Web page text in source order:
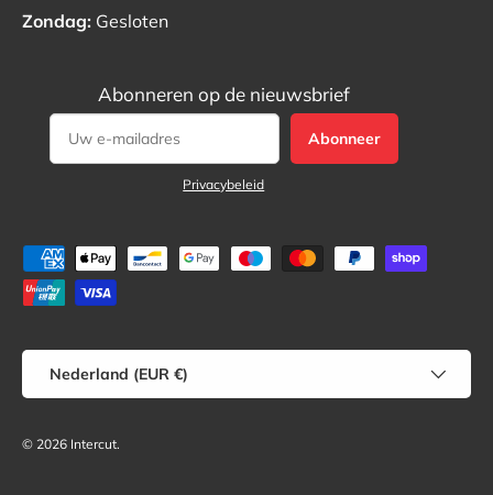
Zondag: Gesloten
Abonneren op de nieuwsbrief
Abonneer
Privacybeleid
Geaccepteerde betaalmethoden
Land/Regio
Nederland (EUR €)
© 2026 Intercut.